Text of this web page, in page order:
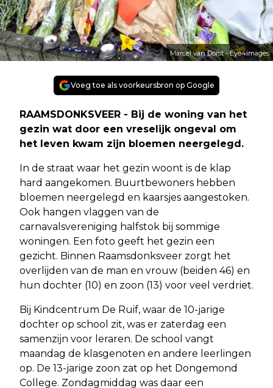
Marcel van Dorst - Eye4images
Voeg toe als voorkeursbron op Google
RAAMSDONKSVEER - Bij de woning van het
gezin wat door een vreselijk ongeval om
het leven kwam zijn bloemen neergelegd.
In de straat waar het gezin woont is de klap
hard aangekomen. Buurtbewoners hebben
bloemen neergelegd en kaarsjes aangestoken.
Ook hangen vlaggen van de
carnavalsvereniging halfstok bij sommige
woningen. Een foto geeft het gezin een
gezicht. Binnen Raamsdonksveer zorgt het
overlijden van de man en vrouw (beiden 46) en
hun dochter (10) en zoon (13) voor veel verdriet.
Bij Kindcentrum De Ruif, waar de 10-jarige
dochter op school zit, was er zaterdag een
samenzijn voor leraren. De school vangt
maandag de klasgenoten en andere leerlingen
op. De 13-jarige zoon zat op het Dongemond
College. Zondagmiddag was daar een